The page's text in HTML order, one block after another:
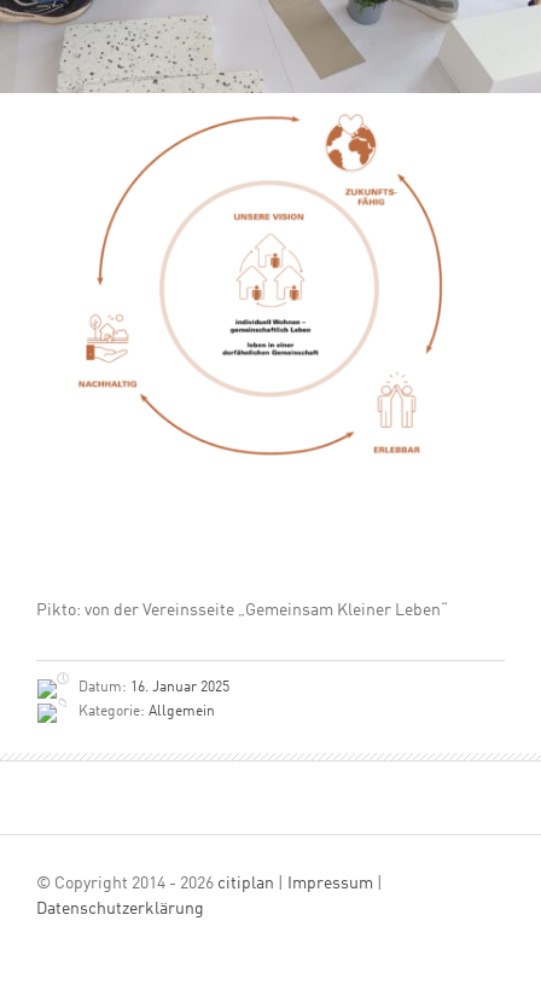
Pikto: von der Vereinsseite „Gemeinsam Kleiner Leben“
Datum:
16. Januar 2025
Kategorie:Allgemein
© Copyright 2014 - 2026 citiplan Impressum
Datenschutzerklärung